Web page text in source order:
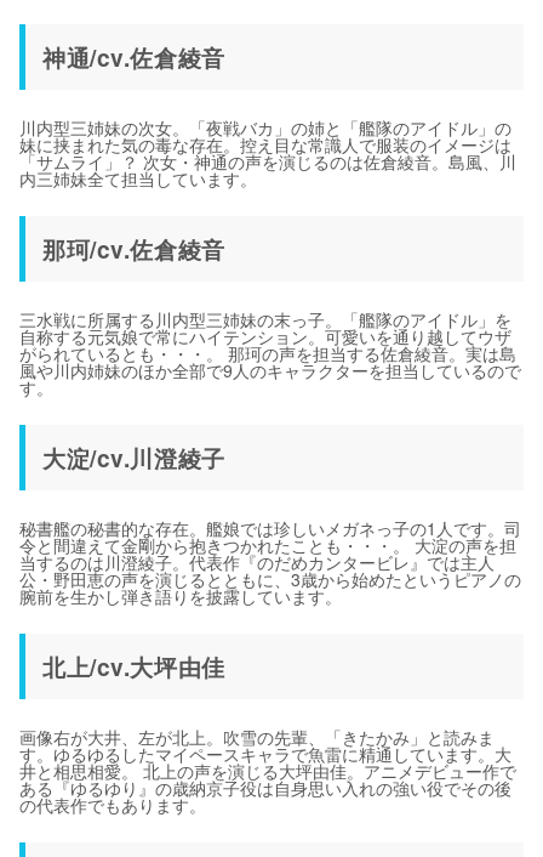
神通/cv.佐倉綾音
川内型三姉妹の次女。「夜戦バカ」の姉と「艦隊のアイドル」の
妹に挟まれた気の毒な存在。控え目な常識人で服装のイメージは
「サムライ」？ 次女・神通の声を演じるのは佐倉綾音。島風、川
内三姉妹全て担当しています。
那珂/cv.佐倉綾音
三水戦に所属する川内型三姉妹の末っ子。「艦隊のアイドル」を
自称する元気娘で常にハイテンション。可愛いを通り越してウザ
がられているとも・・・。 那珂の声を担当する佐倉綾音。実は島
風や川内姉妹のほか全部で9人のキャラクターを担当しているので
す。
大淀/cv.川澄綾子
秘書艦の秘書的な存在。艦娘では珍しいメガネっ子の1人です。司
令と間違えて金剛から抱きつかれたことも・・・。 大淀の声を担
当するのは川澄綾子。代表作『のだめカンタービレ』では主人
公・野田恵の声を演じるとともに、3歳から始めたというピアノの
腕前を生かし弾き語りを披露しています。
北上/cv.大坪由佳
画像右が大井、左が北上。吹雪の先輩、「きたかみ」と読みま
す。ゆるゆるしたマイペースキャラで魚雷に精通しています。大
井と相思相愛。 北上の声を演じる大坪由佳。アニメデビュー作で
ある『ゆるゆり』の歳納京子役は自身思い入れの強い役でその後
の代表作でもあります。